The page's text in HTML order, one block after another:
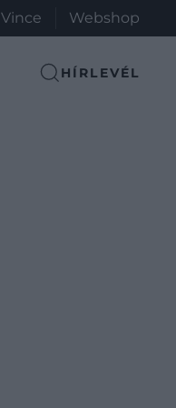
Vince Webshop
HÍRLEVÉL